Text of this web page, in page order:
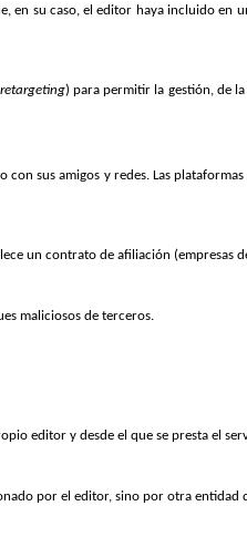
en su caso, el editor haya incluido
retargeting) para permitir la gestión, de
sus amigos y redes. Las
un contrato de afiliación (empresas
maliciosos de terceros.
editor y desde el que se presta el
por el editor, sino por otra entidad